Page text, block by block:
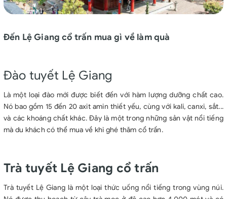
Đến Lệ Giang cổ trấn mua gì về làm quà
Đào tuyết Lệ Giang
Là một loại đào mới được biết đến với hàm lượng dưỡng chất cao.
Nó bao gồm 15 đến 20 axit amin thiết yếu, cùng với kali, canxi, sắt...
và các khoáng chất khác. Đây là một trong những sản vật nổi tiếng
mà du khách có thể mua về khi ghé thăm cổ trấn.
Trà tuyết Lệ Giang cổ trấn
Trà tuyết Lệ Giang là một loại thức uống nổi tiếng trong vùng núi.